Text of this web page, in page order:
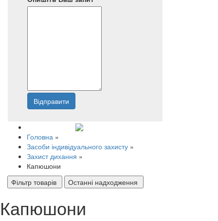
Відправити
Головна »
Засоби індивідуального захисту »
Захист дихання »
Капюшони
Фільтр товарів
Останні надходження
Капюшони